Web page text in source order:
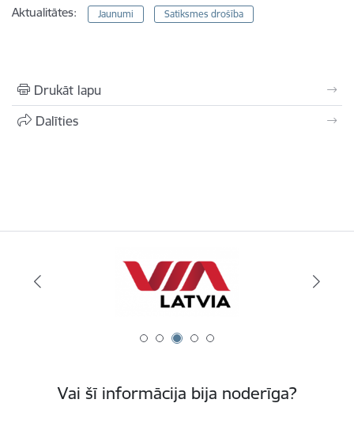
Aktualitātes: Jaunumi Satiksmes drošība
Drukāt lapu
Dalīties
Vai šī informācija bija noderīga?